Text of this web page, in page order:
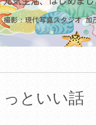
といい話